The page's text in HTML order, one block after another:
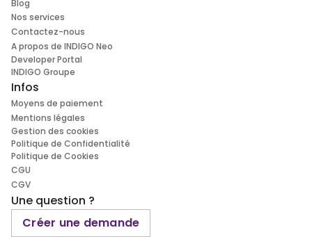
Blog
Nos services
Contactez-nous
A propos de INDIGO Neo
Developer Portal
INDIGO Groupe
Infos
Moyens de paiement
Mentions légales
Gestion des cookies
Politique de Confidentialité
Politique de Cookies
CGU
CGV
Une question ?
Créer une demande